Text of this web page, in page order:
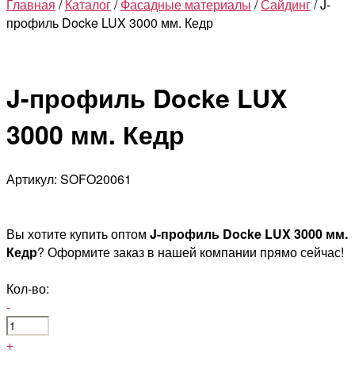
Главная /Каталог/Фасадные материалы /Сайдинг/ J-
профиль Docke LUX 3000 мм. Кедр
J-профиль Docke LUX
3000 мм. Кедр
Артикул: SOFO20061
Вы хотите купить оптом J-профиль Docke LUX 3000 мм.
Кедр? Оформите заказ в нашей компании прямо сейчас!
Кол-во:
-
+